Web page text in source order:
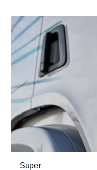
Super